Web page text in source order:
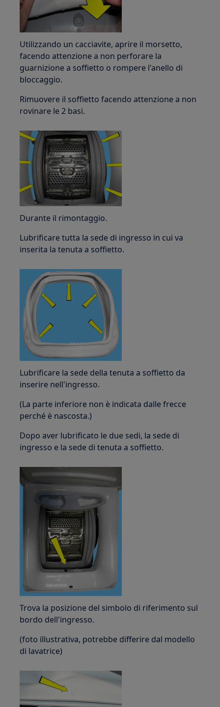
Utilizzando un cacciavite, aprire il morsetto,
facendo attenzione a non perforare la
guarnizione a soffietto o rompere l'anello di
bloccaggio.
Rimuovere il soffietto facendo attenzione a non
rovinare le 2 basi.
Durante il rimontaggio.
Lubrificare tutta la sede di ingresso in cui va
inserita la tenuta a soffietto.
Lubrificare la sede della tenuta a soffietto da
inserire nell'ingresso.
(La parte inferiore non è indicata dalle frecce
perché è nascosta.)
Dopo aver lubrificato le due sedi, la sede di
ingresso e la sede di tenuta a soffietto.
Trova la posizione del simbolo di riferimento sul
bordo dell'ingresso.
(foto illustrativa, potrebbe differire dal modello
di lavatrice)